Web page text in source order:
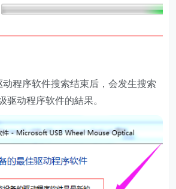
程序软件搜索结束后，会发生搜索
驱动程序软件的結果。